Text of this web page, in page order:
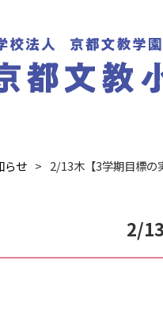
らせ 2/13木【3学期目標の
2/